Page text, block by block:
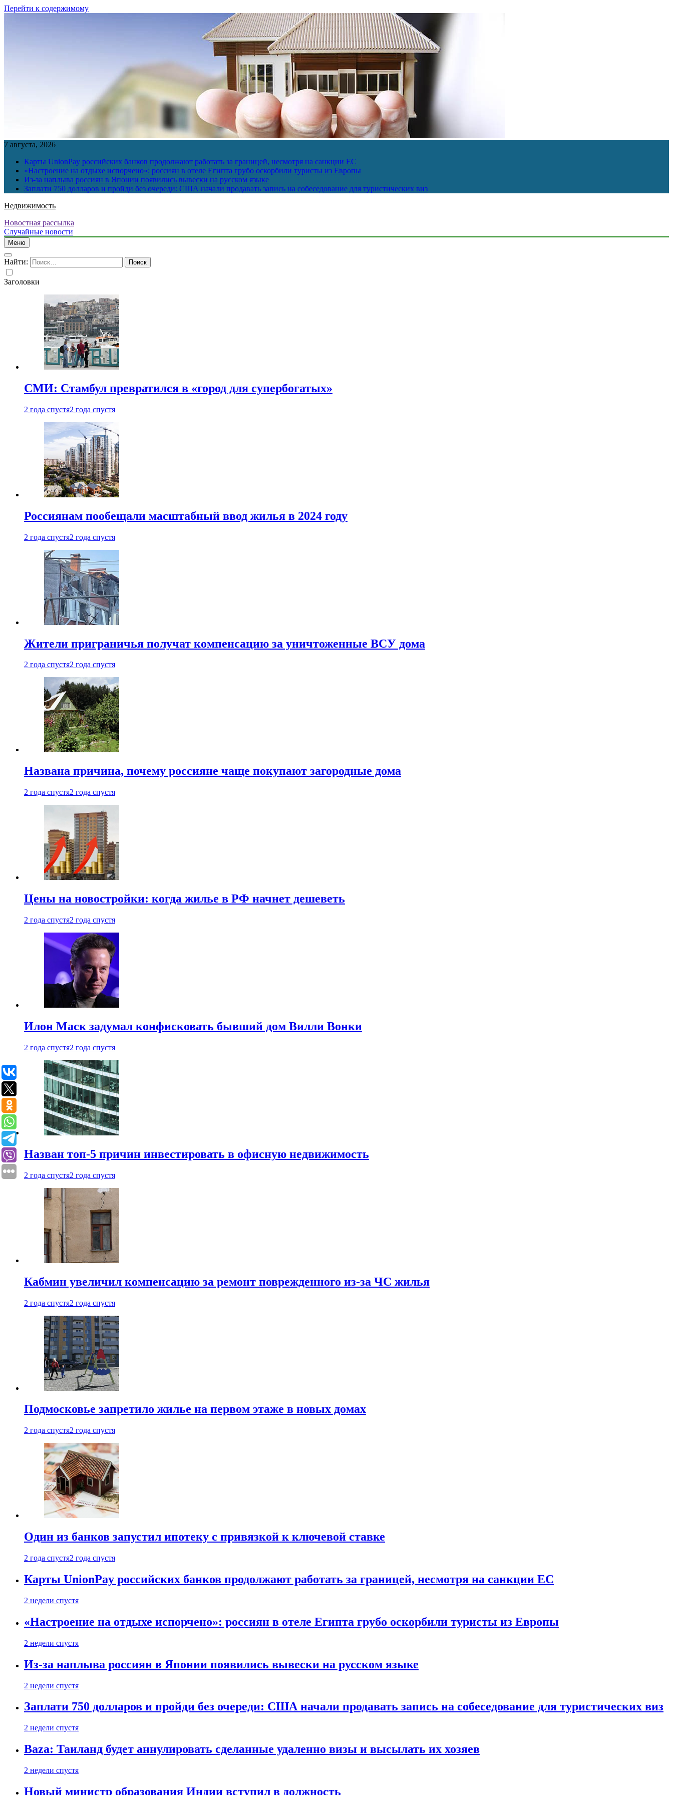
Перейти к содержимому
7 августа, 2026
Карты UnionPay российских банков продолжают работать за границей, несмотря на санкции ЕС
«Настроение на отдыхе испорчено»: россиян в отеле Египта грубо оскорбили туристы из Европы
Из-за наплыва россиян в Японии появились вывески на русском языке
Заплати 750 долларов и пройди без очереди: США начали продавать запись на собеседование для туристических виз
Недвижимость
Новостная рассылка
Случайные новости
Меню
Найти:
Заголовки
СМИ: Стамбул превратился в «город для супербогатых»
2 года спустя2 года спустя
Россиянам пообещали масштабный ввод жилья в 2024 году
2 года спустя2 года спустя
Жители приграничья получат компенсацию за уничтоженные ВСУ дома
2 года спустя2 года спустя
Названа причина, почему россияне чаще покупают загородные дома
2 года спустя2 года спустя
Цены на новостройки: когда жилье в РФ начнет дешеветь
2 года спустя2 года спустя
Илон Маск задумал конфисковать бывший дом Вилли Вонки
2 года спустя2 года спустя
Назван топ-5 причин инвестировать в офисную недвижимость
2 года спустя2 года спустя
Кабмин увеличил компенсацию за ремонт поврежденного из-за ЧС жилья
2 года спустя2 года спустя
Подмосковье запретило жилье на первом этаже в новых домах
2 года спустя2 года спустя
Один из банков запустил ипотеку с привязкой к ключевой ставке
2 года спустя2 года спустя
Карты UnionPay российских банков продолжают работать за границей, несмотря на санкции ЕС
2 недели спустя
«Настроение на отдыхе испорчено»: россиян в отеле Египта грубо оскорбили туристы из Европы
2 недели спустя
Из-за наплыва россиян в Японии появились вывески на русском языке
2 недели спустя
Заплати 750 долларов и пройди без очереди: США начали продавать запись на собеседование для туристических виз
2 недели спустя
Baza: Таиланд будет аннулировать сделанные удаленно визы и высылать их хозяев
2 недели спустя
Новый министр образования Индии вступил в должность